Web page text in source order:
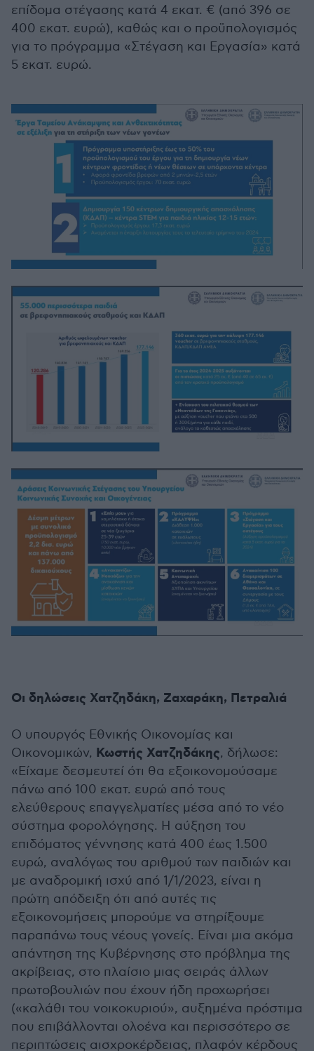
επίδομα στέγασης κατά 4 εκατ. € (από 396 σε
400 εκατ. ευρώ), καθώς και ο προϋπολογισμός
για το πρόγραμμα «Στέγαση και Εργασία» κατά
5 εκατ. ευρώ.
Οι δηλώσεις Χατζηδάκη, Ζαχαράκη, Πετραλιά
Ο υπουργός Εθνικής Οικονομίας και
Οικονομικών, Κωστής Χατζηδάκης, δήλωσε:
«Είχαμε δεσμευτεί ότι θα εξοικονομούσαμε
πάνω από 100 εκατ. ευρώ από τους
ελεύθερους επαγγελματίες μέσα από το νέο
σύστημα φορολόγησης. Η αύξηση του
επιδόματος γέννησης κατά 400 έως 1.500
ευρώ, αναλόγως του αριθμού των παιδιών και
με αναδρομική ισχύ από 1/1/2023, είναι η
πρώτη απόδειξη ότι από αυτές τις
εξοικονομήσεις μπορούμε να στηρίξουμε
παραπάνω τους νέους γονείς. Είναι μια ακόμα
απάντηση της Κυβέρνησης στο πρόβλημα της
ακρίβειας, στο πλαίσιο μιας σειράς άλλων
πρωτοβουλιών που έχουν ήδη προχωρήσει
(«καλάθι του νοικοκυριού», αυξημένα πρόστιμα
που επιβάλλονται ολοένα και περισσότερο σε
περιπτώσεις αισχροκέρδειας, πλαφόν κέρδους